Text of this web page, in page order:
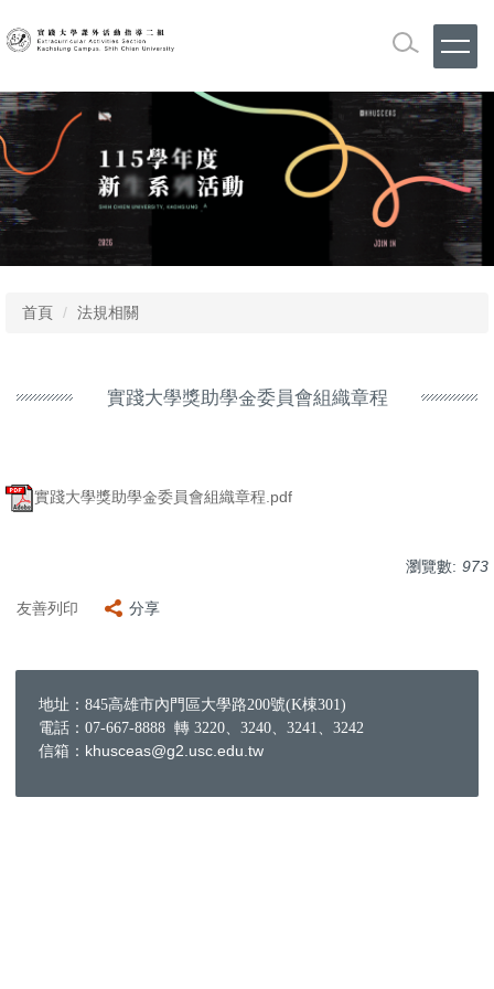
到
內
區
首頁 法規相關
實踐大學獎助學金委員會組織章程
實踐大學獎助學金委員會組織章程.pdf
瀏覽數: 973
友善列印 分享
地址：845高雄市內門區大學路200號(K棟301)
電話：07-667-8888 轉 3220、3240、3241、3242
信箱：khusceas@g2.usc.edu.tw